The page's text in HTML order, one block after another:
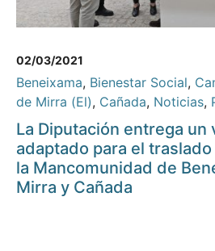
02/03/2021
Beneixama, Bienestar Social,
de Mirra (El), Cañada, Noticias,
La Diputación entrega un
adaptado para el
la Mancomunidad de
Mirra y Cañada